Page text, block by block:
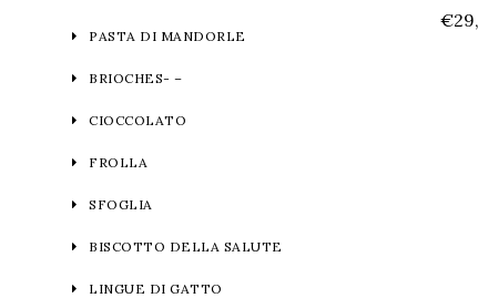
€
PASTA DI MANDORLE
BRIOCHES- –
CIOCCOLATO
FROLLA
SFOGLIA
BISCOTTO DELLA SALUTE
LINGUE DI GATTO